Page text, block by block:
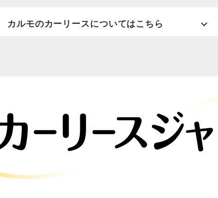
カルモのカーリースについてはこちら